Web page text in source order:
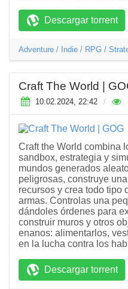
Descargar torrent
Adventure / Indie / RPG /
Craft The World |
10.02.2024, 22:42 /
Craft the World combina
sandbox, estrategia y
mundos generados
peligrosas, construye
recursos y crea todo tipo
armas. Controlas una
dándoles órdenes para
construir muros y otros
enanos: alimentarlos,
en la lucha contra los
Descargar torrent